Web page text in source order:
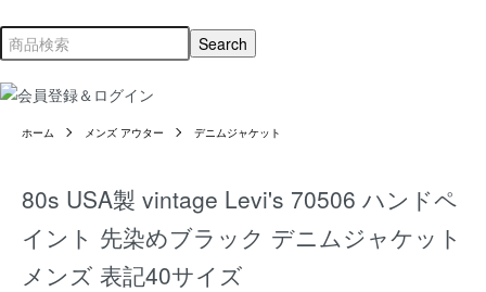
ホーム メンズ アウター デニムジャケット
80s USA製 vintage Levi's 70506 ハンドペ
イント 先染めブラック デニムジャケット
メンズ 表記40サイズ